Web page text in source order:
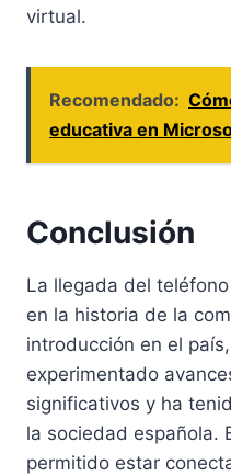
virtual.
Recomendado:
educativa en
Conclusión
La llegada del
en la historia de la
introducción en el
experimentado
significativos y ha
la sociedad española.
permitido estar